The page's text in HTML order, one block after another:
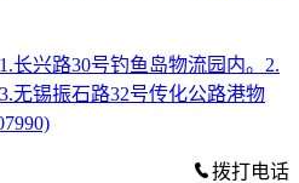
长兴路30号钓鱼岛物流园内。2.
无锡振石路32号传化公路港物
拨打电话